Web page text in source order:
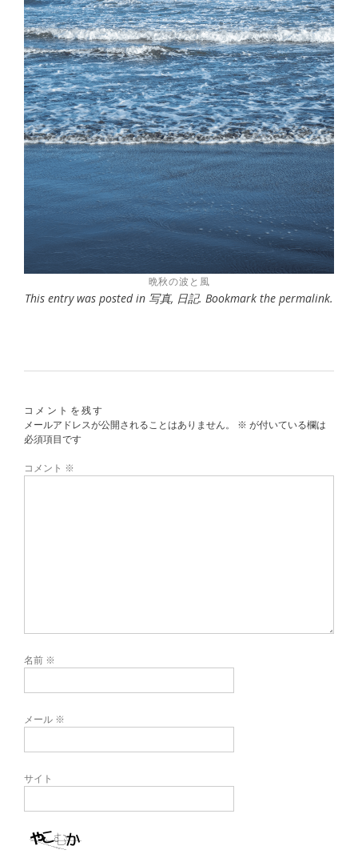
晩秋の波と風
This entry was posted in 写真, 日記. Bookmark the permalink.
コメントを残す
メールアドレスが公開されることはありません。
※ が付いている欄は
必須項目です
コメント ※
名前 ※
メール ※
サイト